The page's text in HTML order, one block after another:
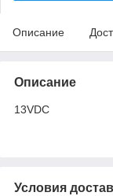
Описание
Описание
13VDC
Условия